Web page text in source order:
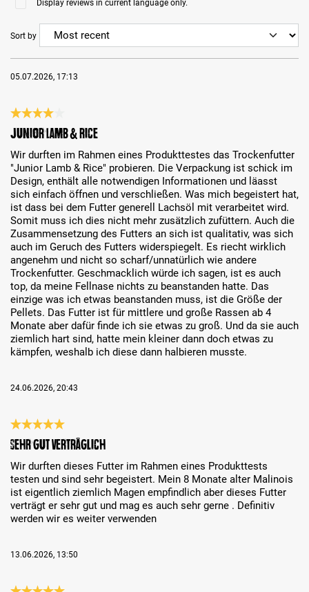
Display reviews in current language only.
Sort by
05.07.2026, 17:13
Review with rating of 4 out of 5 stars
Junior Lamb & Rice
Wir durften im Rahmen eines Produkttestes das Trockenfutter
"Junior Lamb & Rice" probieren. Die Verpackung ist schick im
Design, enthält alle notwendigen Informationen und läasst
sich einfach öffnen und verschließen. Was mich begeistert hat,
ist dass bei dem Futter generell Lachsöl mit verarbeitet wird.
Somit muss ich dies nicht mehr zusätzlich zufüttern. Auch die
Zusammensetzung des Futters an sich ist qualitativ, was sich
auch im Geruch des Futters widerspiegelt. Es riecht wirklich
angenehm und nicht so scharf/unnatürlich wie andere
Trockenfutter. Geschmacklich würde ich sagen, ist es auch
top, da meine Fellnase nichts zu beanstanden hatte. Das
einzige was ich etwas beanstanden muss, ist die Größe der
Pellets. Das Futter ist für mittlere und große Rassen ab 4
Monate aber dafür finde ich sie etwas zu groß. Und da sie auch
ziemlich hart sind, hatte mein kleiner dann doch etwas zu
kämpfen, weshalb ich diese dann halbieren musste.
24.06.2026, 20:43
Review with rating of 5 out of 5 stars
Sehr gut verträglich
Wir durften dieses Futter im Rahmen eines Produkttests
testen und sind sehr begeistert. Mein 8 Monate alter Malinois
ist eigentlich ziemlich Magen empfindlich aber dieses Futter
verträgt er sehr gut und mag es auch sehr gerne . Definitiv
werden wir es weiter verwenden
13.06.2026, 13:50